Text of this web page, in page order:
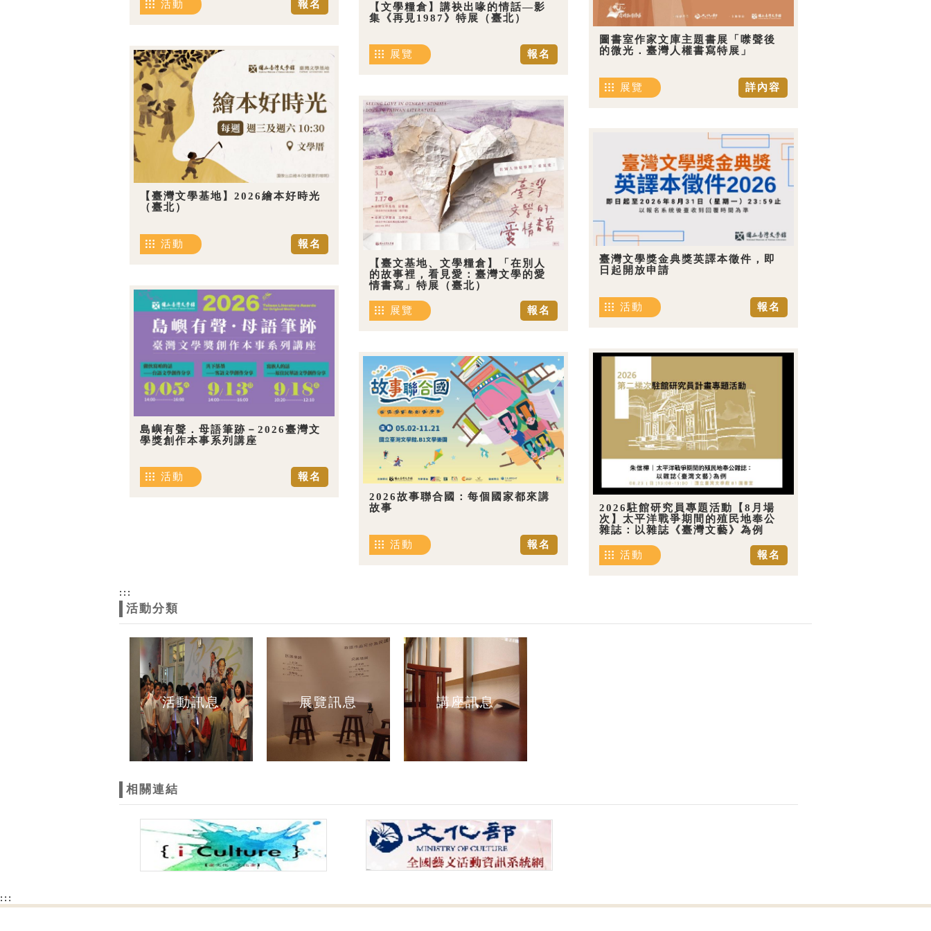
報名
活動
【文學糧倉】講袂出喙的情話—影
集《再見1987》特展（臺北）
報名
展覽
圖書室作家文庫主題書展「噤聲後
的微光．臺灣人權書寫特展」
詳內容
展覽
【臺灣文學基地】2026繪本好時光
（臺北）
報名
活動
【臺文基地、文學糧倉】「在別人
的故事裡，看見愛：臺灣文學的愛
情書寫」特展（臺北）
報名
展覽
臺灣文學獎金典獎英譯本徵件，即
日起開放申請
報名
活動
島嶼有聲．母語筆跡－2026臺灣文
學獎創作本事系列講座
報名
活動
2026駐館研究員專題活動【8月場
次】太平洋戰爭期間的殖民地奉公
雜誌：以雜誌《臺灣文藝》為例
報名
活動
2026故事聯合國：每個國家都來講
故事
報名
活動
:::
活動分類
活動訊息 展覽訊息 講座訊息
相關連結
:::